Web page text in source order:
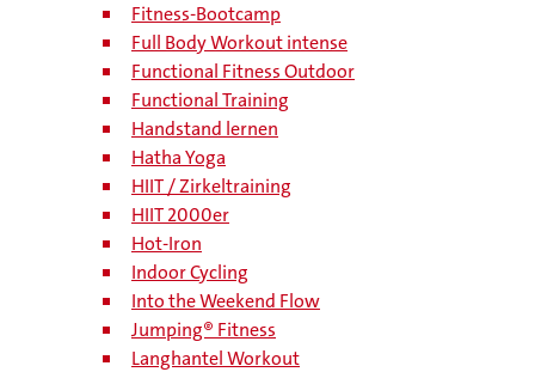
Fitness-Bootcamp
Full Body Workout intense
Functional Fitness Outdoor
Functional Training
Handstand lernen
Hatha Yoga
HIIT / Zirkeltraining
HIIT 2000er
Hot-Iron
Indoor Cycling
Into the Weekend Flow
Jumping® Fitness
Langhantel Workout